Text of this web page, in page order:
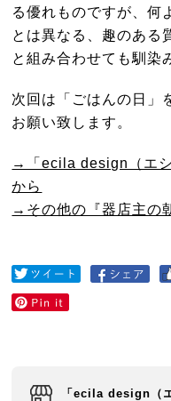
る優れものですが、何
とは異なる、趣のある
と組み合わせても馴染
次回は「ごはんの日」
お願い致します。
→「ecila design（エ
から
→その他の『器店主の
「ecila design（